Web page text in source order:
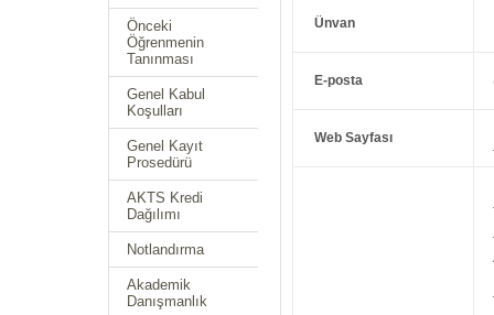
Önceki
Öğrenmenin
Tanınması
Genel Kabul
Koşulları
Genel Kayıt
Prosedürü
AKTS Kredi
Dağılımı
Notlandırma
Akademik
Danışmanlık
Ünvan
E-posta
Web Sayfası